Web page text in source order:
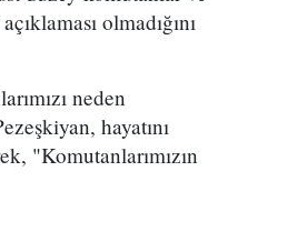
olmadığını
neden
hayatını
"Komutanlarımızın